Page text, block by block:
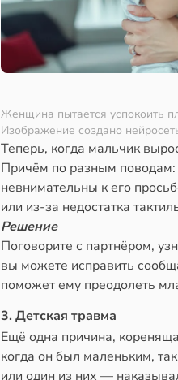
Женщина пытается успокоить
Изображение создано
Теперь, когда мальчик
Причём по разным поводам:
невнимательны к его
или из-за недостатка
Решение
Поговорите с партнёром,
вы можете исправить
поможет ему преодолеть
3. Детская травма
Ещё одна причина,
когда он был маленьким,
или один из них —